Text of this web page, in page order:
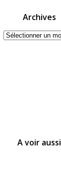
Archives
Archives
A voir aussi